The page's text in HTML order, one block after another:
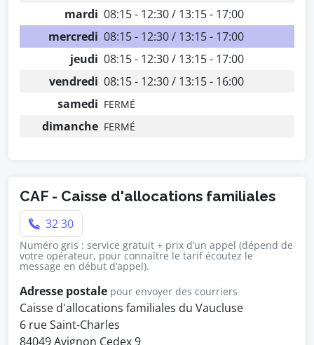
mardi 08:15 - 12:30 / 13:15 - 17:00
mercredi 08:15 - 12:30 / 13:15 - 17:00
jeudi 08:15 - 12:30 / 13:15 - 17:00
vendredi 08:15 - 12:30 / 13:15 - 16:00
samedi FERMÉ
dimanche FERMÉ
CAF - Caisse d'allocations familiales
32 30
Numéro gris : service gratuit + prix d’un appel (dépend de
votre opérateur, pour connaître le tarif écoutez le
message en début d’appel).
Adresse postale pour envoyer des courriers
Caisse d'allocations familiales du Vaucluse
6 rue Saint-Charles
84049 Avignon Cedex 9